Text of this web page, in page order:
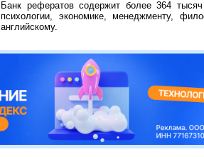
Банк рефератов содержит более 364
психологии, экономике, менеджменту,
английскому.